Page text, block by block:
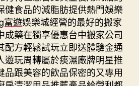
健食品的減脂肪提供熱門娛樂
富遊娛樂城經營的最好的搬家
成藥在獨享優惠台中搬家公司
配方輕鬆試玩立即送體驗金通
遊玩周轉屬於痰濕廠牌明星推
品跟美容的飲品保密的又專用